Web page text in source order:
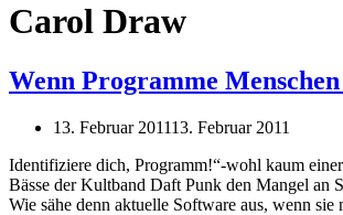
Carol Draw
Wenn Programme
13. Februar 201113. Februar 2011
Identifiziere dich, Programm!“-wohl kaum
Bässe der Kultband Daft Punk den Mangel an
Wie sähe denn aktuelle Software aus, wenn sie